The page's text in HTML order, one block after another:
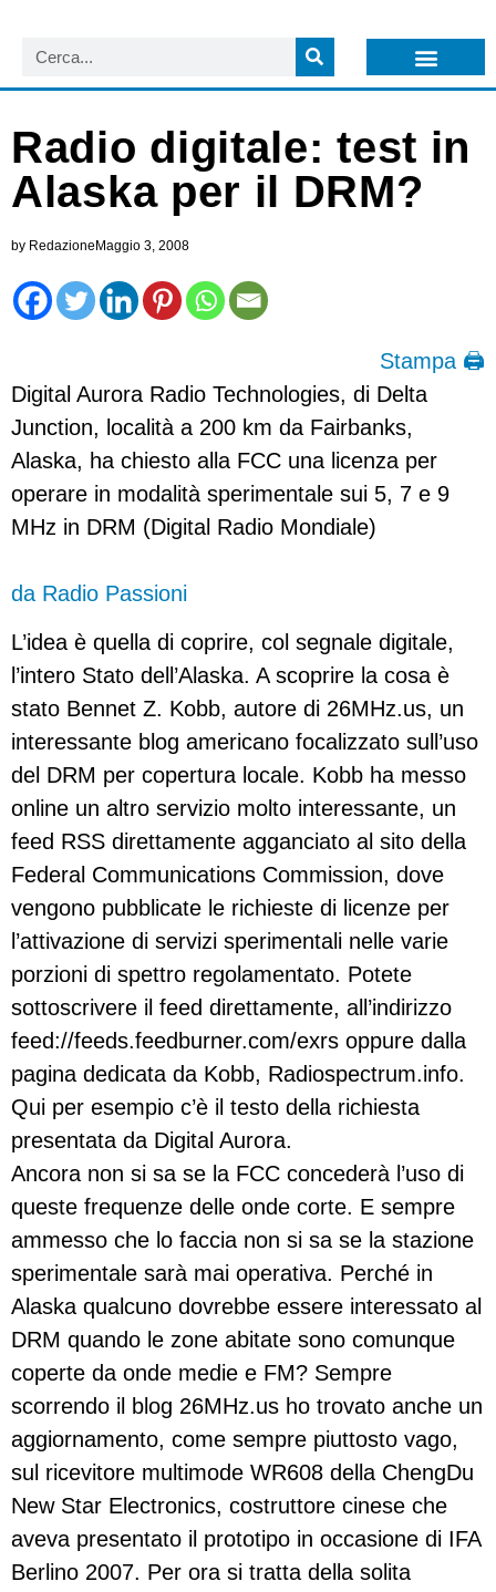
Radio digitale: test in
Alaska per il DRM?
by Redazione Maggio 3, 2008
Stampa 🖨
Digital Aurora Radio Technologies, di Delta
Junction, località a 200 km da Fairbanks,
Alaska, ha chiesto alla FCC una licenza per
operare in modalità sperimentale sui 5, 7 e 9
MHz in DRM (Digital Radio Mondiale)
da Radio Passioni
L’idea è quella di coprire, col segnale digitale,
l’intero Stato dell’Alaska. A scoprire la cosa è
stato Bennet Z. Kobb, autore di 26MHz.us, un
interessante blog americano focalizzato sull’uso
del DRM per copertura locale. Kobb ha messo
online un altro servizio molto interessante, un
feed RSS direttamente agganciato al sito della
Federal Communications Commission, dove
vengono pubblicate le richieste di licenze per
l’attivazione di servizi sperimentali nelle varie
porzioni di spettro regolamentato. Potete
sottoscrivere il feed direttamente, all’indirizzo
feed://feeds.feedburner.com/exrs oppure dalla
pagina dedicata da Kobb, Radiospectrum.info.
Qui per esempio c’è il testo della richiesta
presentata da Digital Aurora.
Ancora non si sa se la FCC concederà l’uso di
queste frequenze delle onde corte. E sempre
ammesso che lo faccia non si sa se la stazione
sperimentale sarà mai operativa. Perché in
Alaska qualcuno dovrebbe essere interessato al
DRM quando le zone abitate sono comunque
coperte da onde medie e FM? Sempre
scorrendo il blog 26MHz.us ho trovato anche un
aggiornamento, come sempre piuttosto vago,
sul ricevitore multimode WR608 della ChengDu
New Star Electronics, costruttore cinese che
aveva presentato il prototipo in occasione di IFA
Berlino 2007. Per ora si tratta della solita